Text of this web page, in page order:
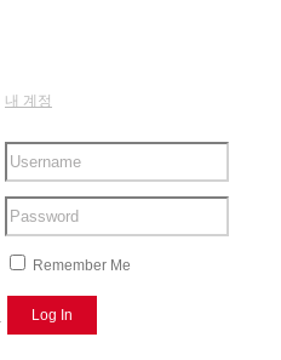
내 계정
Remember Me